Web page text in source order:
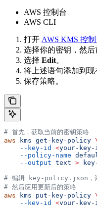
AWS 控制台
AWS CLI
打开 AWS KMS 控制
选择你的密钥，然后
选择 Edit。
将上述语句添加到
保存策略。
# 首先，获取当前的密钥策略
aws kms get-key-policy
    --key-id
<your-key-i
    --policy-name
    --output
text >
# 编辑 key-policy.json，添
# 然后应用更新后的策略
aws kms put-key-policy
    --key-id
<your-key-i